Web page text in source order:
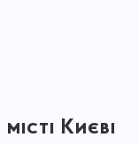
Києві